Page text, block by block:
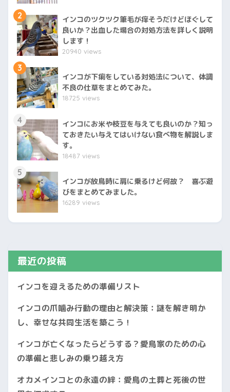
2
インコのツクツク筆毛が痒そうだけどほぐして
良いか？出血した場合の対処方法を詳しく説明
します！
20940 views
3
インコが下痢をしている対処法について、体調
不良の仕草をまとめてみた。
18725 views
4
インコにお米や枝豆を与えても良いのか？知っ
ておきたい与えてはいけない食べ物を解説しま
す。
18487 views
5
インコが放鳥時に肩に乗るけど何故？ 喜ぶ遊
びをまとめてみました。
16289 views
最近の投稿
インコを迎えるための準備リスト
インコの爪噛み行動の理由と解決策：謎を解き明か
し、幸せな共同生活を築こう！
インコが亡くなったらどうする？愛鳥家のための心
の準備と悲しみの乗り越え方
オカメインコとの永遠の絆：愛鳥の土葬と死後の世